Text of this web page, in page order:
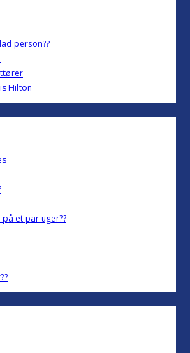
person??
Hilton
et par uger??